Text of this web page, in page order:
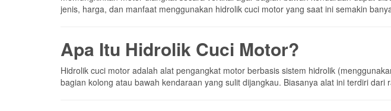
Jenis-Jenis Hidrolik Cuci Motor
Berikut adalah jenis hidrolik cuci motor yang banyak digunakan di lapangan:
1.Hidrolik Tipe H
Model standar paling umum